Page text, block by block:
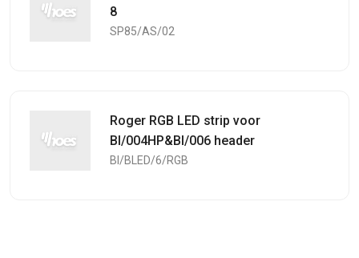
8
SP85/AS/02
Roger RGB LED strip voor
BI/004HP&BI/006 header
BI/BLED/6/RGB